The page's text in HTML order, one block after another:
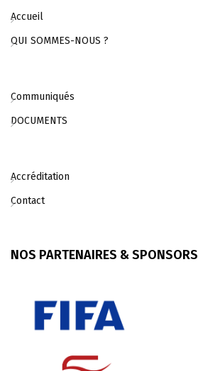
Accueil
QUI SOMMES-NOUS ?
Communiqués
DOCUMENTS
Accréditation
Contact
NOS PARTENAIRES & SPONSORS